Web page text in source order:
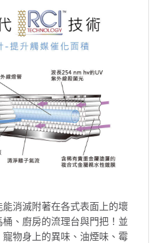
消滅附著在各式表面上的壞
、廚房的流理台與門把！並
寵物身上的異味、油煙味、霉